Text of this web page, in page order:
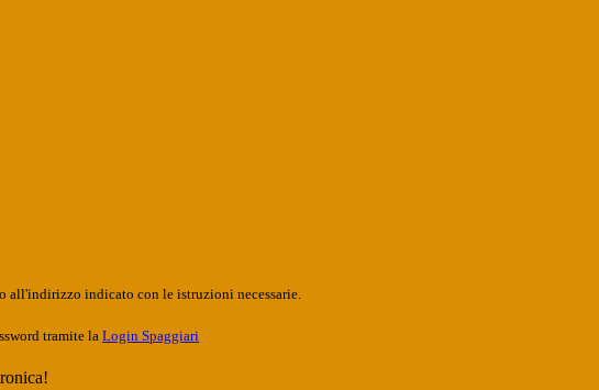
all'indirizzo indicato con le istruzioni necessarie.
tramite la Login Spaggiari